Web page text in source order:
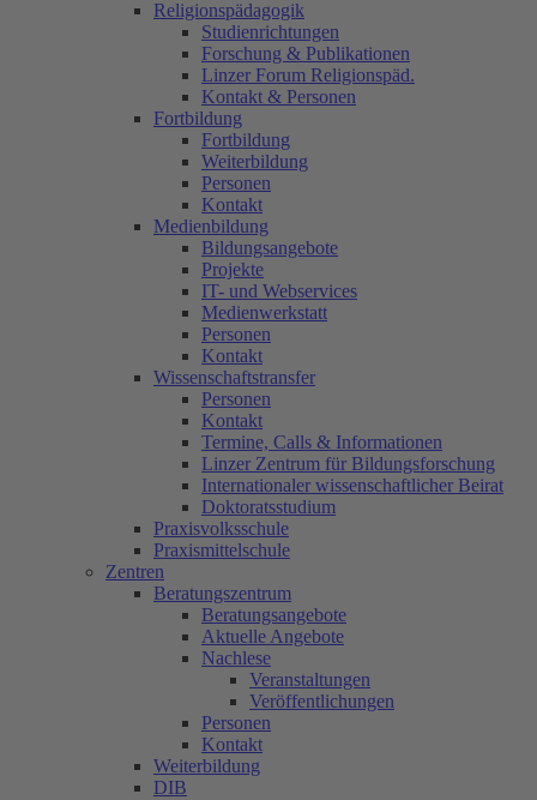
Religionspädagogik
Studienrichtungen
Forschung & Publikationen
Linzer Forum Religionspäd.
Kontakt & Personen
Fortbildung
Fortbildung
Weiterbildung
Personen
Kontakt
Medienbildung
Bildungsangebote
Projekte
IT- und Webservices
Medienwerkstatt
Personen
Kontakt
Wissenschaftstransfer
Personen
Kontakt
Termine, Calls & Informationen
Linzer Zentrum für Bildungsforschung
Internationaler wissenschaftlicher Beirat
Doktoratsstudium
Praxisvolksschule
Praxismittelschule
Zentren
Beratungszentrum
Beratungsangebote
Aktuelle Angebote
Nachlese
Veranstaltungen
Veröffentlichungen
Personen
Kontakt
Weiterbildung
DIB